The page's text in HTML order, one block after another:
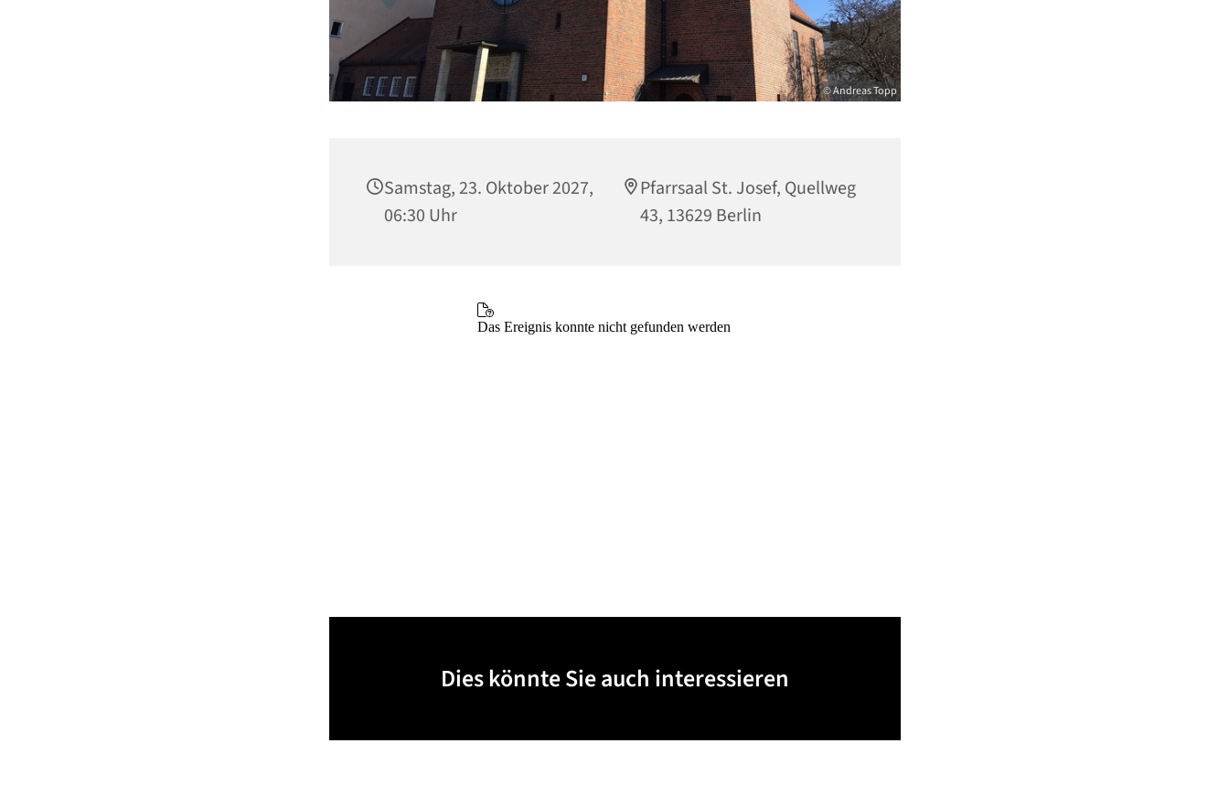
© Andreas Topp
Samstag, 23. Oktober 2027,
06:30 Uhr
Pfarrsaal St. Josef, Quellweg
43, 13629 Berlin
Dies könnte Sie auch interessieren